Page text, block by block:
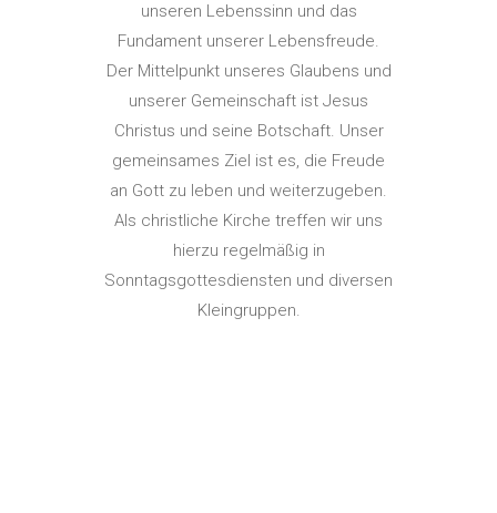
unseren Lebenssinn und das
Fundament unserer Lebensfreude.
Der Mittelpunkt unseres Glaubens und
unserer Gemeinschaft ist Jesus
Christus und seine Botschaft. Unser
gemeinsames Ziel ist es, die Freude
an Gott zu leben und weiterzugeben.
Als christliche Kirche treffen wir uns
hierzu regelmäßig in
Sonntagsgottesdiensten und diversen
Kleingruppen.